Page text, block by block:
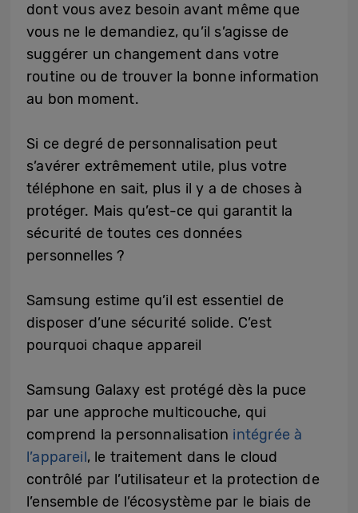
dont vous avez besoin avant même que
vous ne le demandiez, qu’il s’agisse de
suggérer un changement dans votre
routine ou de trouver la bonne information
au bon moment.
Si ce degré de personnalisation peut
s’avérer extrêmement utile, plus votre
téléphone en sait, plus il y a de choses à
protéger. Mais qu’est-ce qui garantit la
sécurité de toutes ces données
personnelles ?
Samsung estime qu’il est essentiel de
disposer d’une sécurité solide. C’est
pourquoi chaque appareil
Samsung Galaxy est protégé dès la puce
par une approche multicouche, qui
comprend la personnalisation intégrée à
l’appareil, le traitement dans le cloud
contrôlé par l’utilisateur et la protection de
l’ensemble de l’écosystème par le biais de